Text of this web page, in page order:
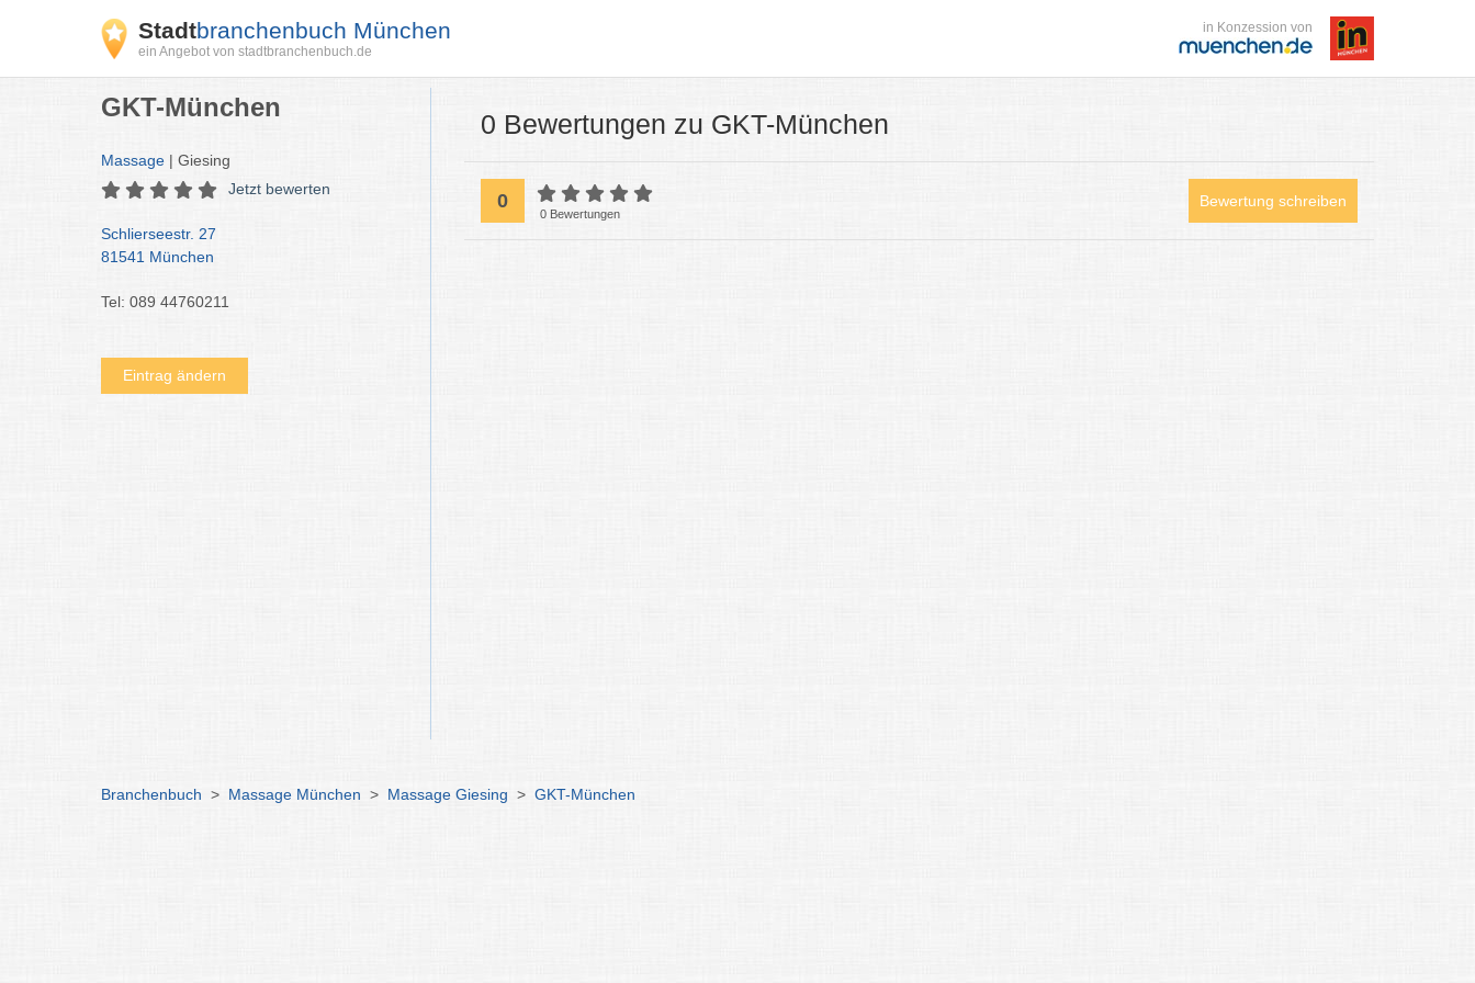
Stadtbranchenbuch München
ein Angebot von stadtbranchenbuch.de
in Konzession von
GKT-München
Massage | Giesing
Jetzt bewerten
Schlierseestr. 27
81541 München
Tel: 089 44760211
Eintrag ändern
0 Bewertungen zu GKT-München
0
0 Bewertungen
Bewertung schreiben
Branchenbuch > Massage München > Massage Giesing > GKT-München